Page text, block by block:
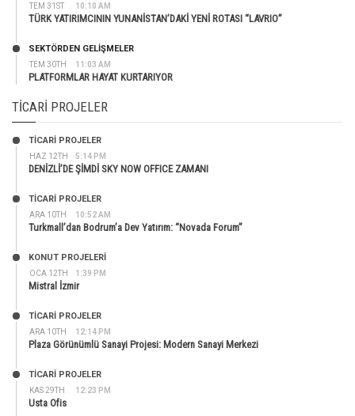
TEM 31ST 10:10 AM
TÜRK YATIRIMCININ YUNANİSTAN’DAKİ YENİ ROTASI “LAVRIO”
TEM 30TH 11:03 AM
SEKTÖRDEN GELIŞMELER
PLATFORMLAR HAYAT KURTARIYOR
TICARI PROJELER
HAZ 12TH 5:14 PM
TİCARİ PROJELER
DENİZLİ’DE ŞİMDİ SKY NOW OFFICE ZAMANI
ARA 10TH 10:52 AM
TİCARİ PROJELER
Turkmall’dan Bodrum’a Dev Yatırım: “Novada Forum”
OCA 12TH 1:39 PM
KONUT PROJELERI
Mistral İzmir
ARA 10TH 12:14 PM
TİCARİ PROJELER
Plaza Görünümlü Sanayi Projesi: Modern Sanayi Merkezi
KAS 29TH 12:23 PM
TİCARİ PROJELER
Usta Ofis